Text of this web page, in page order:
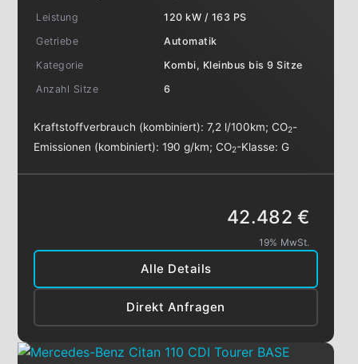
Leistung
120 kW / 163 PS
Getriebe
Automatik
Kategorie
Kombi, Kleinbus bis 9 Sitze
Anzahl Sitze
6
Kraftstoffverbrauch (kombiniert):7,2 l/100km;CO2-
Emissionen (kombiniert):190 g/km;CO2-Klasse:G
Alle Details
Direkt Anfragen
42.482 €
19% MwSt.